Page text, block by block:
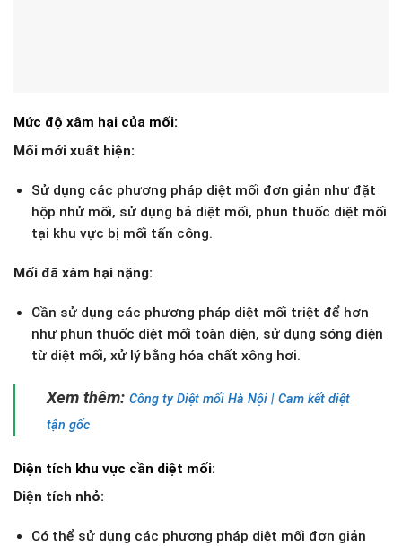
Mức độ xâm hại của mối:
Mối mới xuất hiện:
Sử dụng các phương pháp diệt mối đơn giản như đặt
hộp nhử mối, sử dụng bả diệt mối, phun thuốc diệt mối
tại khu vực bị mối tấn công.
Mối đã xâm hại nặng:
Cần sử dụng các phương pháp diệt mối triệt để hơn
như phun thuốc diệt mối toàn diện, sử dụng sóng điện
từ diệt mối, xử lý bằng hóa chất xông hơi.
Xem thêm: Công ty Diệt mối Hà Nội | Cam kết diệt
tận gốc
Diện tích khu vực cần diệt mối:
Diện tích nhỏ:
Có thể sử dụng các phương pháp diệt mối đơn giản